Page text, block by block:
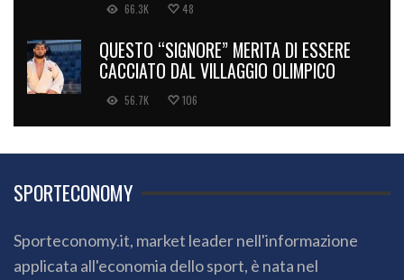
66.3K 48
QUESTO “SIGNORE” MERITA DI ESSERE
CACCIATO DAL VILLAGGIO OLIMPICO
56.7K 106
SPORTECONOMY
Sporteconomy.it, market leader nell'informazione
applicata all'economia dello sport, è nata nel